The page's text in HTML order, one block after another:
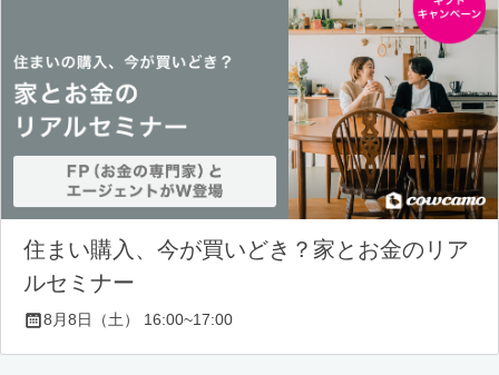
住まい購入、今が買いどき？家とお金のリア
ルセミナー
8月8日（土） 16:00~17:00